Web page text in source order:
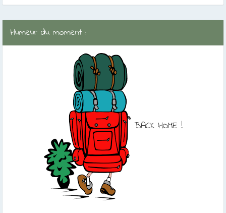
Humeur du moment :
BACK HOME !